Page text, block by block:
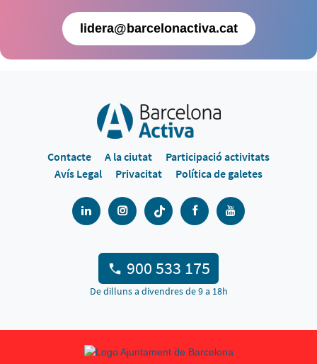
lidera@barcelonactiva.cat
Contacte A la ciutat
Participació activitats
Avís Legal
Privacitat Política de galetes
900 533 175
De dilluns a divendres de 9 a 18h